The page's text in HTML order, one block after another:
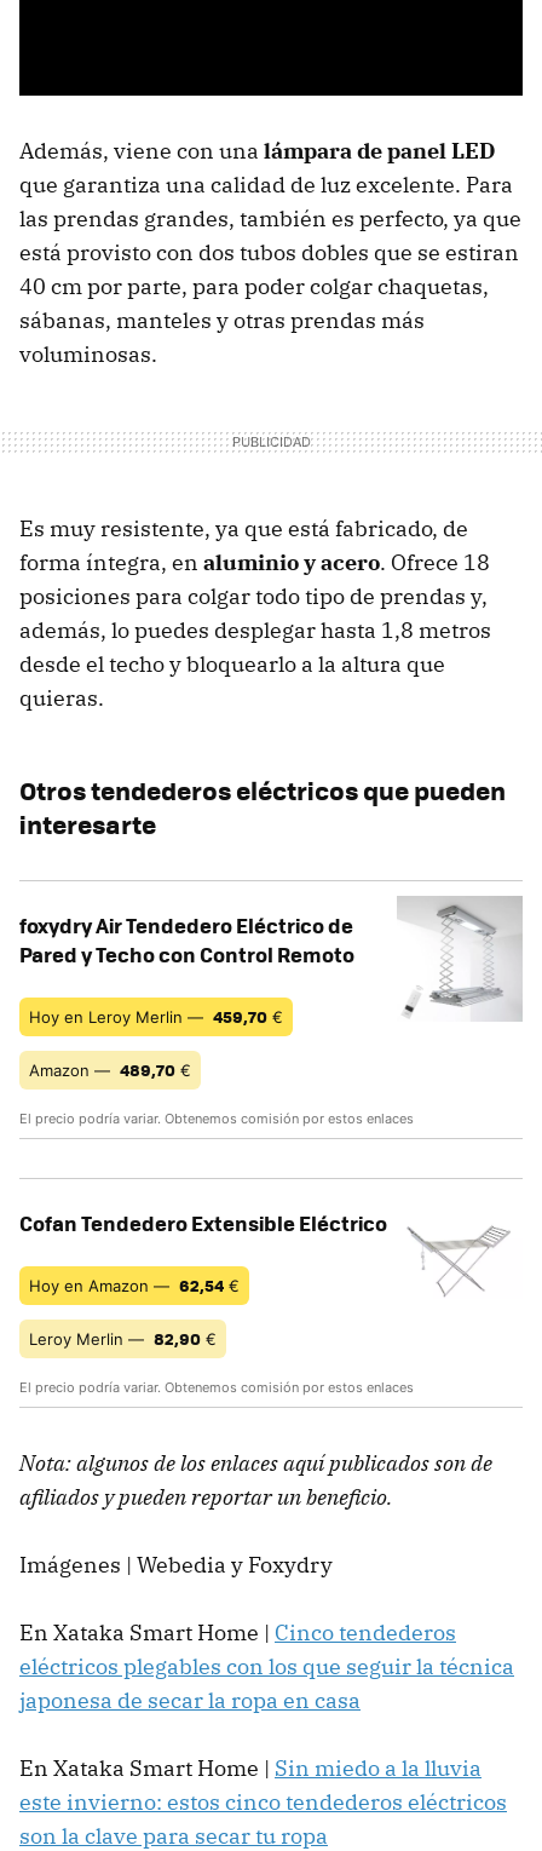
Además, viene con una lámpara de panel LED
que garantiza una calidad de luz excelente. Para
las prendas grandes, también es perfecto, ya que
está provisto con dos tubos dobles que se estiran
40 cm por parte, para poder colgar chaquetas,
sábanas, manteles y otras prendas más
voluminosas.
Es muy resistente, ya que está fabricado, de
forma íntegra, en aluminio y acero. Ofrece 18
posiciones para colgar todo tipo de prendas y,
además, lo puedes desplegar hasta 1,8 metros
desde el techo y bloquearlo a la altura que
quieras.
Otros tendederos eléctricos que pueden
interesarte
foxydry Air Tendedero Eléctrico de
Pared y Techo con Control Remoto
Hoy en Leroy Merlin — 459,70 €
Amazon — 489,70 €
El precio podría variar. Obtenemos comisión por estos enlaces
Cofan Tendedero Extensible Eléctrico
Hoy en Amazon — 62,54 €
Leroy Merlin — 82,90 €
El precio podría variar. Obtenemos comisión por estos enlaces
Nota: algunos de los enlaces aquí publicados son de
afiliados y pueden reportar un beneficio.
Imágenes | Webedia y Foxydry
En Xataka Smart Home | Cinco tendederos
eléctricos plegables con los que seguir la técnica
japonesa de secar la ropa en casa
En Xataka Smart Home | Sin miedo a la lluvia
este invierno: estos cinco tendederos eléctricos
son la clave para secar tu ropa